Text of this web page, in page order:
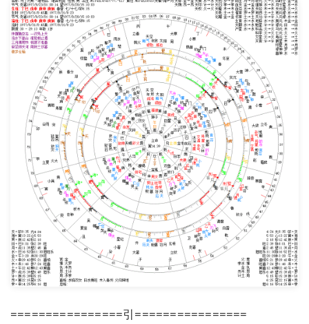
================引================